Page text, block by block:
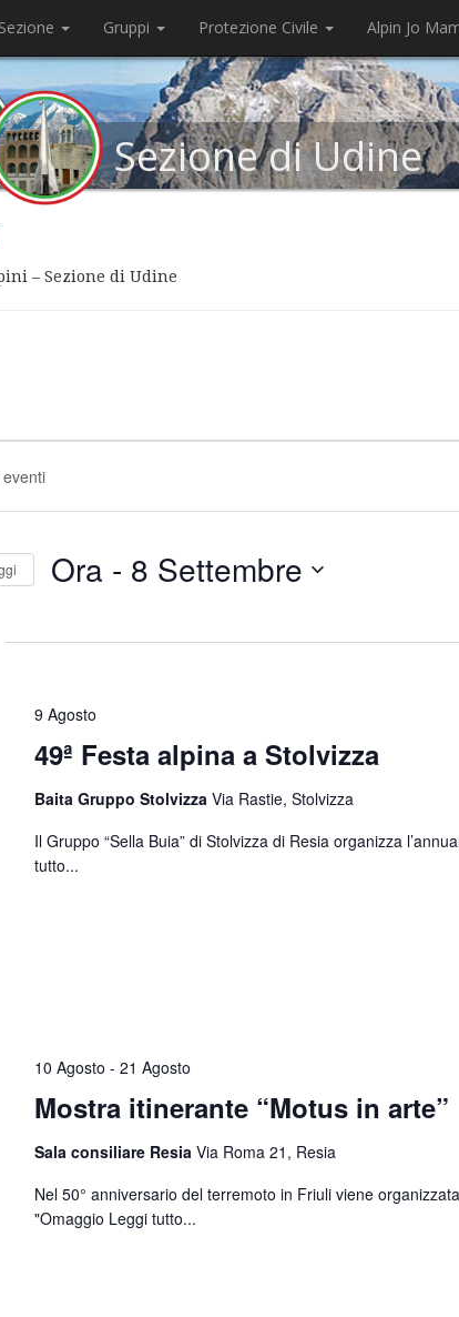
Sezione Gruppi Protezione Civile Alpin Jo
Sezione di Udine
– Sezione di Udine
Ora - 8 Settembre
data.
49ª Festa alpina a Stolvizza
9 Agosto
Baita Gruppo Stolvizza Via Rastie, Stolvizza
Il Gruppo “Sella Buia” di Stolvizza di Resia organizza
tutto...
Mostra itinerante “Motus in arte”
10 Agosto - 21 Agosto
Sala consiliare Resia Via Roma 21, Resia
Nel 50° anniversario del terremoto in Friuli viene
"Omaggio Leggi tutto...